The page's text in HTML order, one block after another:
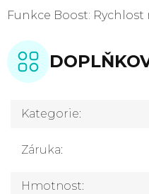
Funkce Boost: Rychlost
Kategorie:
Záruka:
Hmotnost: